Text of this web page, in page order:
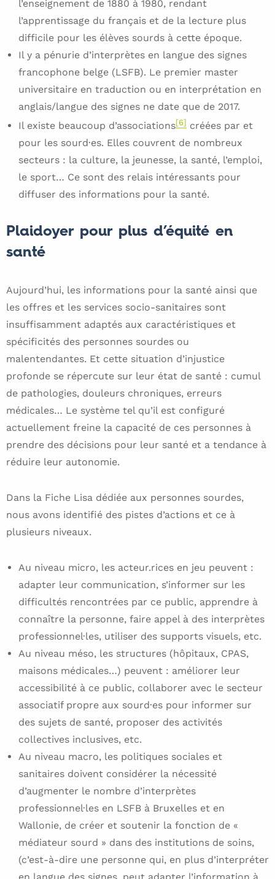
l’enseignement de 1880 à 1980, rendant
l’apprentissage du français et de la lecture plus
difficile pour les élèves sourds à cette époque.
Il y a pénurie d’interprètes en langue des signes
francophone belge (LSFB). Le premier master
universitaire en traduction ou en interprétation en
anglais/langue des signes ne date que de 2017.
Il existe beaucoup d’associations[6] créées par et
pour les sourd·es. Elles couvrent de nombreux
secteurs : la culture, la jeunesse, la santé, l’emploi,
le sport… Ce sont des relais intéressants pour
diffuser des informations pour la santé.
Plaidoyer pour plus d’équité en
santé
Aujourd’hui, les informations pour la santé ainsi que
les offres et les services socio-sanitaires sont
insuffisamment adaptés aux caractéristiques et
spécificités des personnes sourdes ou
malentendantes. Et cette situation d’injustice
profonde se répercute sur leur état de santé : cumul
de pathologies, douleurs chroniques, erreurs
médicales… Le système tel qu’il est configuré
actuellement freine la capacité de ces personnes à
prendre des décisions pour leur santé et a tendance à
réduire leur autonomie.
Dans la Fiche Lisa dédiée aux personnes sourdes,
nous avons identifié des pistes d’actions et ce à
plusieurs niveaux.
Au niveau micro, les acteur.rices en jeu peuvent :
adapter leur communication, s’informer sur les
difficultés rencontrées par ce public, apprendre à
connaître la personne, faire appel à des interprètes
professionnel·les, utiliser des supports visuels, etc.
Au niveau méso, les structures (hôpitaux, CPAS,
maisons médicales…) peuvent : améliorer leur
accessibilité à ce public, collaborer avec le secteur
associatif propre aux sourd·es pour informer sur
des sujets de santé, proposer des activités
collectives inclusives, etc.
Au niveau macro, les politiques sociales et
sanitaires doivent considérer la nécessité
d’augmenter le nombre d’interprètes
professionnel·les en LSFB à Bruxelles et en
Wallonie, de créer et soutenir la fonction de «
médiateur sourd » dans des institutions de soins,
(c’est-à-dire une personne qui, en plus d’interpréter